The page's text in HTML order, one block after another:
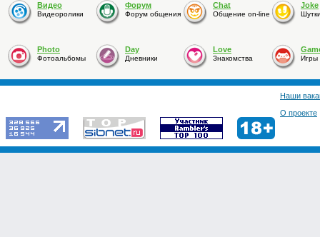
Видео
Видеоролики
Форум
Форум общения
Chat
Общение on-line
Joke
Photo
Фотоальбомы
Day
Дневники
Love
Знакомства Игры
Наши
О проекте